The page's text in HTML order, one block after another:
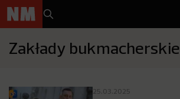
Zakłady bukmacherskie
25.03.2025